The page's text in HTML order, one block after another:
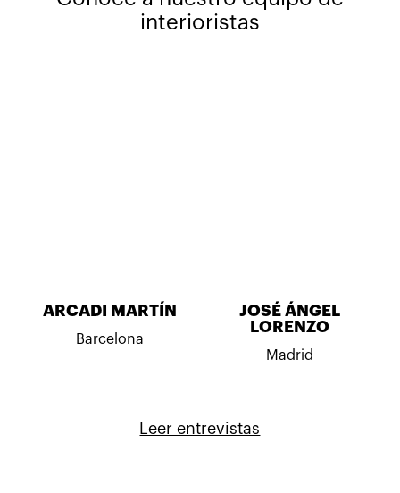
interioristas
ARCADI MARTÍN
Barcelona
JOSÉ ÁNGEL
LORENZO
Madrid
Leer entrevistas